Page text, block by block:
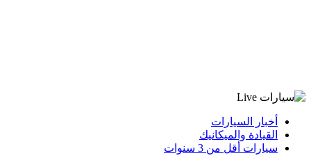
أخبار السيارات
القيادة والميكانيك
سيارات أقل من 3 سنوات